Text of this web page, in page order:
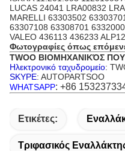
LUCAS 24041 LRA00832
MARELLI 63303502
63307108 63308701
VALEO 436113 436233
Φωτογραφίες όπως
TWOO ΒΙΟΜΗΧΑΝΙΚΌΣ
Ηλεκτρονικό ταχυδρομείο:
SKYPE: AUTOPARTSOO
WHATSAPP: +86
Ετικέτες:
Τριφασικός